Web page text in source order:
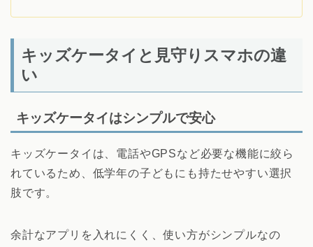
キッズケータイと見守りスマホの違
い
キッズケータイはシンプルで安心
キッズケータイは、電話やGPSなど必要な機能に絞ら
れているため、低学年の子どもにも持たせやすい選択
肢です。
余計なアプリを入れにくく、使い方がシンプルなの